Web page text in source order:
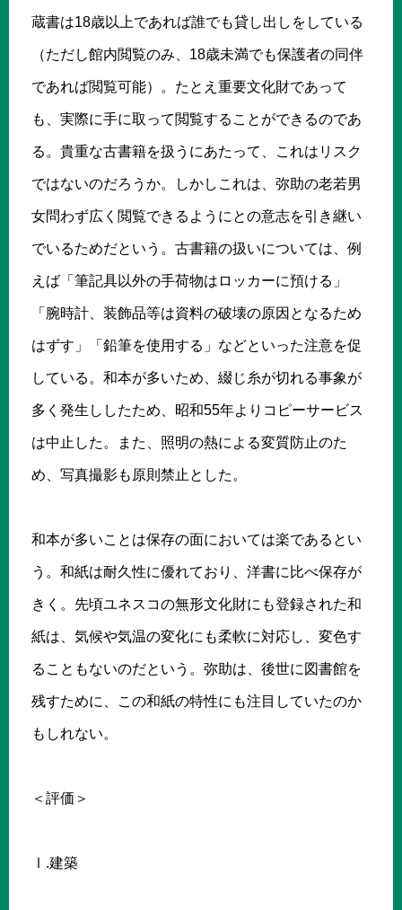
蔵書は18歳以上であれば誰でも貸し出しをしている
（ただし館内閲覧のみ、18歳未満でも保護者の同伴
であれば閲覧可能）。たとえ重要文化財であって
も、実際に手に取って閲覧することができるのであ
る。貴重な古書籍を扱うにあたって、これはリスク
ではないのだろうか。しかしこれは、弥助の老若男
女問わず広く閲覧できるようにとの意志を引き継い
でいるためだという。古書籍の扱いについては、例
えば「筆記具以外の手荷物はロッカーに預ける」
「腕時計、装飾品等は資料の破壊の原因となるため
はずす」「鉛筆を使用する」などといった注意を促
している。和本が多いため、綴じ糸が切れる事象が
多く発生ししたため、昭和55年よりコピーサービス
は中止した。また、照明の熱による変質防止のた
め、写真撮影も原則禁止とした。
和本が多いことは保存の面においては楽であるとい
う。和紙は耐久性に優れており、洋書に比べ保存が
きく。先頃ユネスコの無形文化財にも登録された和
紙は、気候や気温の変化にも柔軟に対応し、変色す
ることもないのだという。弥助は、後世に図書館を
残すために、この和紙の特性にも注目していたのか
もしれない。
＜評価＞
Ⅰ.建築